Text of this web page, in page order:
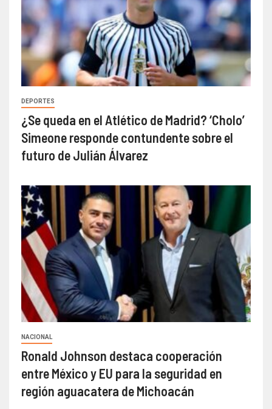
DEPORTES
¿Se queda en el Atlético de Madrid? ‘Cholo’
Simeone responde contundente sobre el
futuro de Julián Álvarez
NACIONAL
Ronald Johnson destaca cooperación
entre México y EU para la seguridad en
región aguacatera de Michoacán